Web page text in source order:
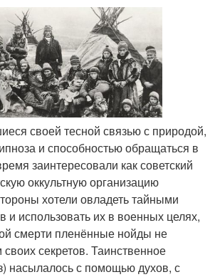
своей тесной связью с природой,
и способностью обращаться в
заинтересовали как советский
оккультную организацию
хотели овладеть тайными
использовать их в военных целях,
смерти пленённые нойды не
секретов. Таинственное
насылалось с помощью духов, с